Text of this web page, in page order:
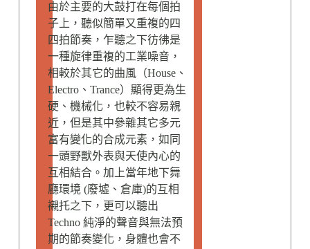
由於主要的大鼓打在每個拍
子上，聽似簡單又重複的四
四拍節奏，乍聽之下彷彿是
一種旋律重複的工業噪音，
相較於其它的曲風（House、
Electro、Trance）顯得更為生
硬、機械化，也較不容易親
近，但是其中參雜其它多元
富有變化的合成元素，如同
一頭野獸外表與天使內心的
互相結合。加上當年地下舞
廳環境 (廢墟、倉庫)的互相
襯托之下，更可以聽出
Techno 純淨的聲音與無法預
期的節奏變化，身體也會不